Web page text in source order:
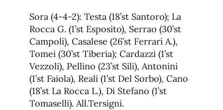
Sora (4-4-2): Testa (18’st Santoro); La
Rocca G. (1’st Esposito), Serrao (30’st
Campoli), Casalese (26’st Ferrari A.),
Tomei (30’st Tiberia); Cardazzi (1’st
Vezzoli), Pellino (23’st Sili), Antonini
(1’st Faiola), Reali (1’st Del Sorbo), Cano
(18’st La Rocca L.), Di Stefano (1’st
Tomaselli). All.Tersigni.